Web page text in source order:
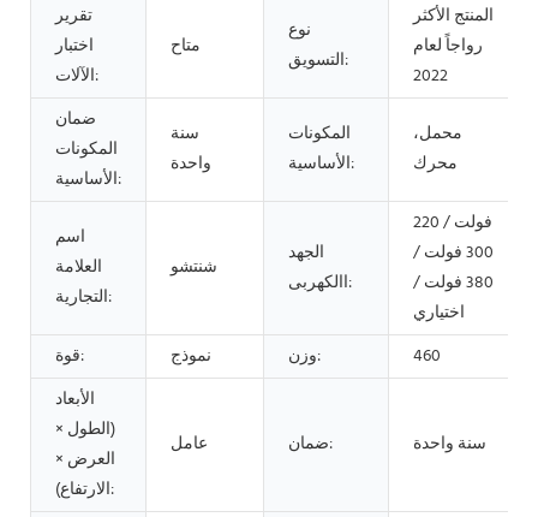
تقرير
اختبار
الآلات:
متاح
نوع
التسويق:
المنتج الأكثر
رواجاً لعام
2022
ضمان
المكونات
الأساسية:
سنة
واحدة
المكونات
الأساسية:
محمل،
محرك
اسم
العلامة
التجارية:
شنتشو
الجهد
االكهربى:
220 فولت /
300 فولت /
380 فولت /
اختياري
قوة:
نموذج وزن:
460
الأبعاد
(الطول ×
العرض ×
الارتفاع):
عامل ضمان: سنة واحدة